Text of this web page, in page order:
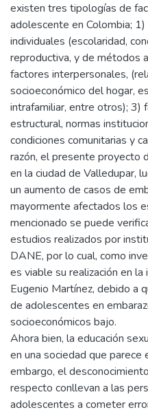
existen tres tipologías de
adolescente en Colombia;
individuales (escolaridad,
reproductiva, y de métodos
factores interpersonales,
socioeconómico del hogar,
intrafamiliar, entre otros); 3)
estructural, normas
condiciones comunitarias y
razón, el presente proyecto
en la ciudad de Valledupar,
un aumento de casos de
mayormente afectados los
mencionado se puede
estudios realizados por
DANE, por lo cual, como
es viable su realización en
Eugenio Martínez, debido a
de adolescentes en
socioeconómicos bajo.
Ahora bien, la educación
en una sociedad que parece
embargo, el
respecto conllevan a las
adolescentes a cometer